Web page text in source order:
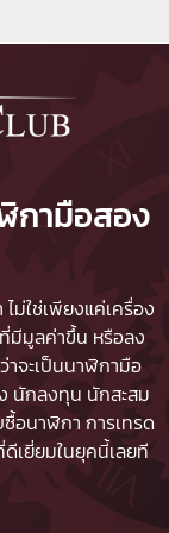
กามือสอง
ม่ใช่เพียงแค่เครื่อง
มีมูลค่าขึ้น หรือลง
จะเป็นนาฬิกามือ
นักลงทุน นักสะสม
ซื้อนาฬิกา การเทรด
เยี่ยมในยุคนี้เลยที